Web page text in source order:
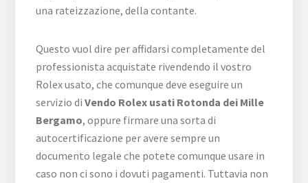
una rateizzazione, della contante.
Questo vuol dire per affidarsi completamente del
professionista acquistate rivendendo il vostro
Rolex usato, che comunque deve eseguire un
servizio diVendo Rolex usati Rotonda dei Mille
Bergamo, oppure firmare una sorta di
autocertificazione per avere sempre un
documento legale che potete comunque usare in
caso non ci sono i dovuti pagamenti. Tuttavia non